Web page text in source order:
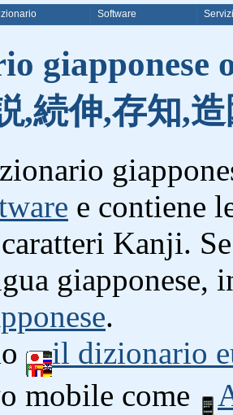
Software Servizi
giapponese
,続伸,存知,
e contiene
Kanji.
giapponese,
.
il dizionario
mobile come